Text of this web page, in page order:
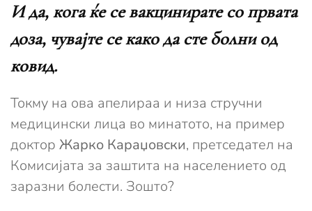
И да, кога ќе се вакцинирате со првата
доза, чувајте се како да сте болни од
ковид.
Токму на ова апелираа и низа стручни
медицински лица во минатото, на пример
доктор Жарко Караџовски, претседател на
Комисијата за заштита на населението од
заразни болести. Зошто?